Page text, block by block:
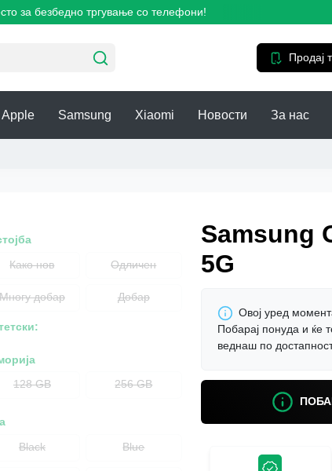
за безбедно тргување со телефони!
Продај
Apple Samsung Xiaomi Новости За нас
Како нов
Одличен
Многу добар Добар
128 GB
256 GB
Black
Blue
Samsung
5G
Овој уред
Побарај понуда и ќе
веднаш по